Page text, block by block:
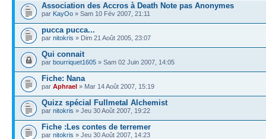
Association des Accros à Death Note pas Anonymes
par KayOo » Sam 10 Fév 2007, 21:11
pucca pucca...
par nitokris » Dim 21 Août 2005, 23:07
Qui connait
par bourriquet1605 » Sam 02 Juin 2007, 14:05
Fiche: Nana
par Aphrael » Mar 14 Août 2007, 15:19
Quizz spécial Fullmetal Alchemist
par nitokris » Jeu 30 Août 2007, 19:22
Fiche :Les contes de terremer
par nitokris » Jeu 30 Août 2007, 14:23